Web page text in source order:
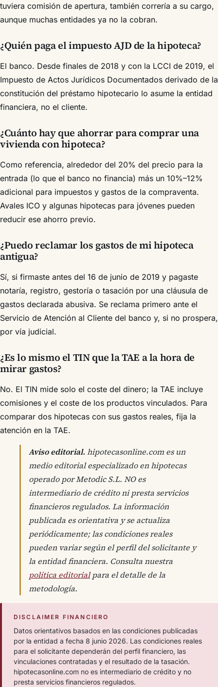
tuviera comisión de apertura, también correría a su cargo,
aunque muchas entidades ya no la cobran.
¿Quién paga el impuesto AJD de la hipoteca?
El banco. Desde finales de 2018 y con la LCCI de 2019, el
Impuesto de Actos Jurídicos Documentados derivado de la
constitución del préstamo hipotecario lo asume la entidad
financiera, no el cliente.
¿Cuánto hay que ahorrar para comprar una
vivienda con hipoteca?
Como referencia, alrededor del 20% del precio para la
entrada (lo que el banco no financia) más un 10%–12%
adicional para impuestos y gastos de la compraventa.
Avales ICO y algunas hipotecas para jóvenes pueden
reducir ese ahorro previo.
¿Puedo reclamar los gastos de mi hipoteca
antigua?
Sí, si firmaste antes del 16 de junio de 2019 y pagaste
notaría, registro, gestoría o tasación por una cláusula de
gastos declarada abusiva. Se reclama primero ante el
Servicio de Atención al Cliente del banco y, si no prospera,
por vía judicial.
¿Es lo mismo el TIN que la TAE a la hora de
mirar gastos?
No. El TIN mide solo el coste del dinero; la TAE incluye
comisiones y el coste de los productos vinculados. Para
comparar dos hipotecas con sus gastos reales, fija la
atención en la TAE.
Aviso editorial. hipotecasonline.com es un
medio editorial especializado en hipotecas
operado por Metodic S.L. NO es
intermediario de crédito ni presta servicios
financieros regulados. La información
publicada es orientativa y se actualiza
periódicamente; las condiciones reales
pueden variar según el perfil del solicitante y
la entidad financiera. Consulta nuestra
política editorialpara el detalle de la
metodología.
DISCLAIMER FINANCIERO
Datos orientativos basados en las condiciones publicadas
por la entidad a fecha 8 junio 2026. Las condiciones reales
para el solicitante dependerán del perfil financiero, las
vinculaciones contratadas y el resultado de la tasación.
hipotecasonline.com no es intermediario de crédito y no
presta servicios financieros regulados.